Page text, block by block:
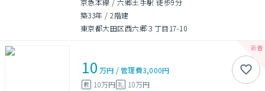
京急本線 / 六郷土手駅 徒歩9分
築33年 /2階建
東京都大田区西六郷３丁目17-10
10 万円 /管理費3,000円
敷 10万円 礼 10万円